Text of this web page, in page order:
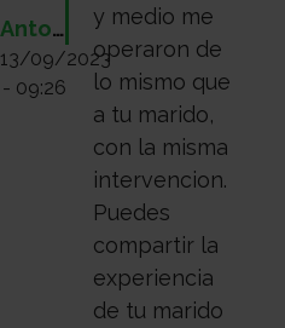
AntonioMG
13/09/2023
- 09:26
y medio me
operaron de
lo mismo que
a tu marido,
con la misma
intervencion.
Puedes
compartir la
experiencia
de tu marido